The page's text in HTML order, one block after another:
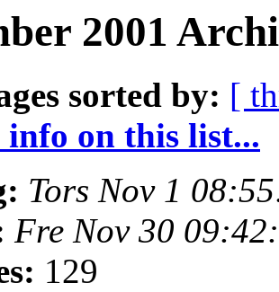
2001
sorted by: [
on this list...
Tors Nov 1
Fre Nov 30
129